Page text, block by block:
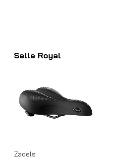
Selle Royal
Zadels